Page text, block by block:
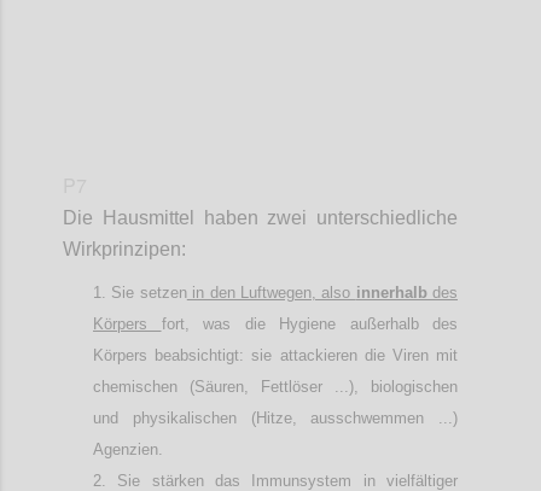
Die Hausmittel haben zwei unterschiedliche
Wirkprinzipen:
Sie setzenin den Luftwegen, also innerhalb des
Körpers fort, was die Hygiene außerhalb des
Körpers beabsichtigt: sie attackieren die Viren mit
chemischen (Säuren, Fettlöser ...), biologischen
und physikalischen (Hitze, ausschwemmen ...)
Agenzien.
Sie stärken das Immunsystem in vielfältiger